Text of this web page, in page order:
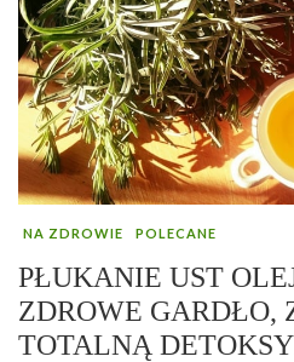
NA ZDROWIE POLECANE
PŁUKANIE UST
ZDROWE GARDŁO,
TOTALNĄ